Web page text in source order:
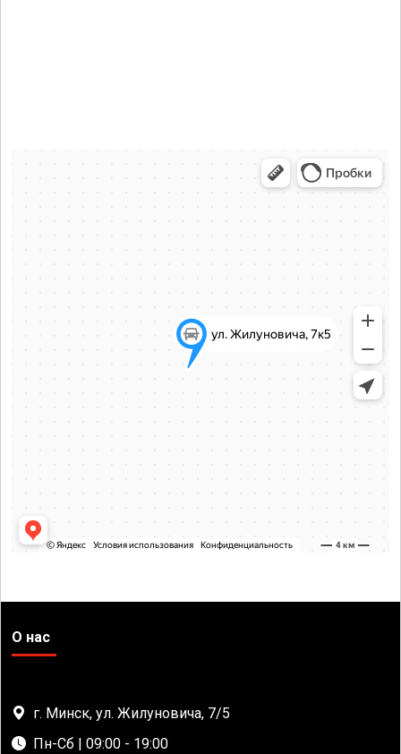
О нас
г. Минск, ул. Жилуновича, 7/5
Пн-Сб | 09:00 - 19:00